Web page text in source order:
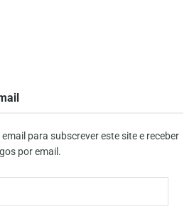
para subscrever este site e receber
por email.